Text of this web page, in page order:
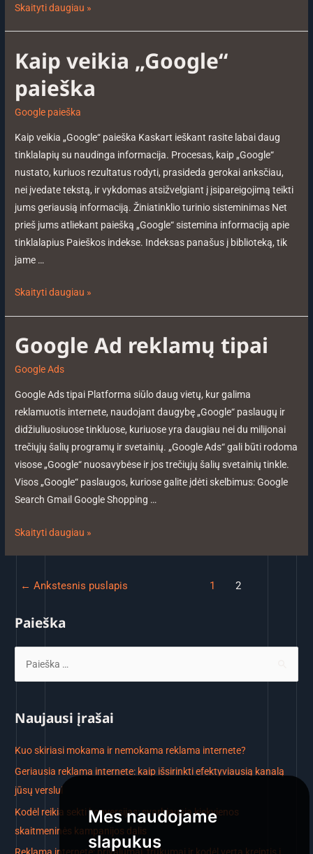
Mes naudojame
slapukus
Skaityti daugiau »
Kaip veikia „Google“
paieška
Google paieška
Kaip veikia „Google“ paieška Kaskart ieškant rasite labai daug
tinklalapių su naudinga informacija. Procesas, kaip „Google“
nustato, kuriuos rezultatus rodyti, prasideda gerokai anksčiau,
nei įvedate tekstą, ir vykdomas atsižvelgiant į įsipareigojimą teikti
jums geriausią informaciją. Žiniatinklio turinio sisteminimas Net
prieš jums atliekant paiešką „Google“ sistemina informaciją apie
tinklalapius Paieškos indekse. Indeksas panašus į biblioteką, tik
jame …
Skaityti daugiau »
Google Ad reklamų tipai
Google Ads
Google Ads tipai Platforma siūlo daug vietų, kur galima
reklamuotis internete, naudojant daugybę „Google“ paslaugų ir
didžiuliuosiuose tinkluose, kuriuose yra daugiau nei du milijonai
trečiųjų šalių programų ir svetainių. „Google Ads“ gali būti rodoma
visose „Google“ nuosavybėse ir jos trečiųjų šalių svetainių tinkle.
Visos „Google“ paslaugos, kuriose galite įdėti skelbimus: Google
Search Gmail Google Shopping …
Skaityti daugiau »
← Ankstesnis puslapis 1 2
Paieška
Naujausi įrašai
Kuo skiriasi mokama ir nemokama reklama internete?
Geriausia reklama internete: kaip išsirinkti efektyviausią kanalą
jūsų verslui
Kodėl reikia sekti konversijas: svarbiausia kiekvienos
skaitmeninės kampanijos dalis